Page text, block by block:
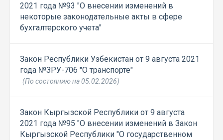
2021 года №93 "О внесении изменений в
некоторые законодательные акты в сфере
бухгалтерского учета"
Закон Республики Узбекистан от 9 августа 2021
года №ЗРУ-706 "О транспорте"
(По состоянию на 05.02.2026)
Закон Кыргызской Республики от 9 августа
2021 года №95 "О внесении изменений в Закон
Кыргызской Республики "О государственном